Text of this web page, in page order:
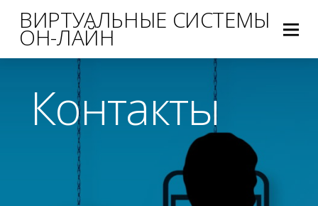
ВИРТУАЛЬНЫЕ СИСТЕМЫ
ОН-ЛАЙН
Контакты